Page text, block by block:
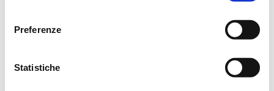
Preferenze
Statistiche